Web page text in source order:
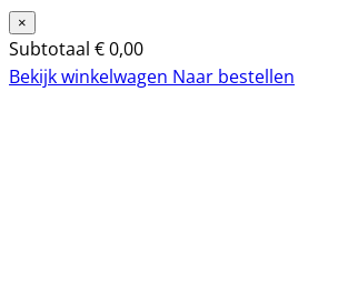
×
Subtotaal €0,00
Bekijk winkelwagen Naar bestellen